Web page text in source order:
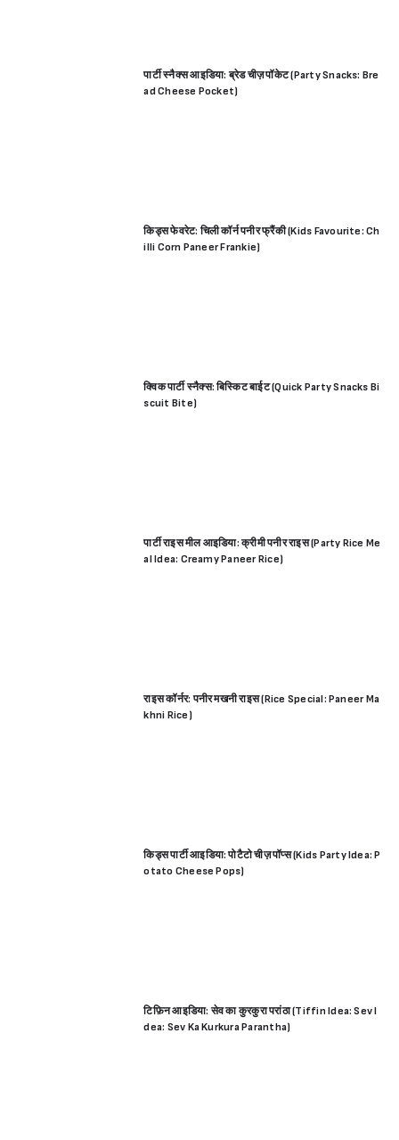
पार्टी स्नैक्स आइडिया: ब्रेड चीज़ पॉकेट (Party Snacks: Bre
ad Cheese Pocket)
किड्स फेवरेट: चिली कॉर्न पनीर फ्रैंकी (Kids Favourite: Ch
illi Corn Paneer Frankie)
क्विक पार्टी स्नैक्स: बिस्किट बाईट (Quick Party Snacks Bi
scuit Bite)
पार्टी राइस मील आइडिया: क्रीमी पनीर राइस (Party Rice Me
al Idea: Creamy Paneer Rice)
राइस कॉर्नर: पनीर मखनी राइस (Rice Special: Paneer Ma
khni Rice)
किड्स पार्टी आइडिया: पोटैटो चीज़ पॉप्स (Kids Party Idea: P
otato Cheese Pops)
टिफ़िन आइडिया: सेव का कुरकुरा परांठा (Tiffin Idea: Sev I
dea: Sev Ka Kurkura Parantha)